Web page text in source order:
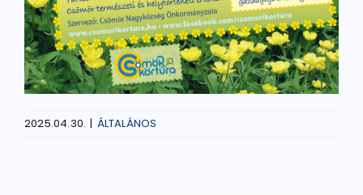
2025.04.30. | ÁLTALÁNOS